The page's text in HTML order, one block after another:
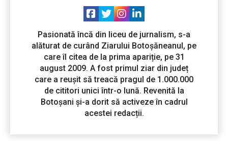
Pasionată încă din liceu de jurnalism, s-a
alăturat de curând Ziarului Botoșăneanul, pe
care îl citea de la prima apariție, pe 31
august 2009. A fost primul ziar din județ
care a reușit să treacă pragul de 1.000.000
de cititori unici într-o lună. Revenită la
Botoșani și-a dorit să activeze în cadrul
acestei redacții.